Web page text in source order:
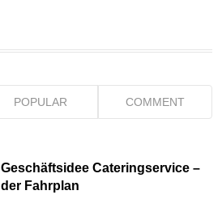
POPULAR COMMENT
Geschäftsidee Cateringservice –
der Fahrplan